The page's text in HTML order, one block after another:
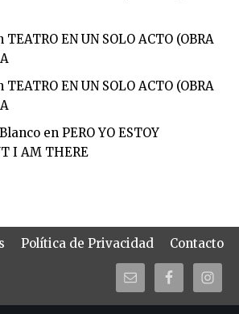
TEATRO EN UN SOLO ACTO (OBRA
TEATRO EN UN SOLO ACTO (OBRA
en PERO YO ESTOY
I AM THERE
Política de Privacidad Contacto